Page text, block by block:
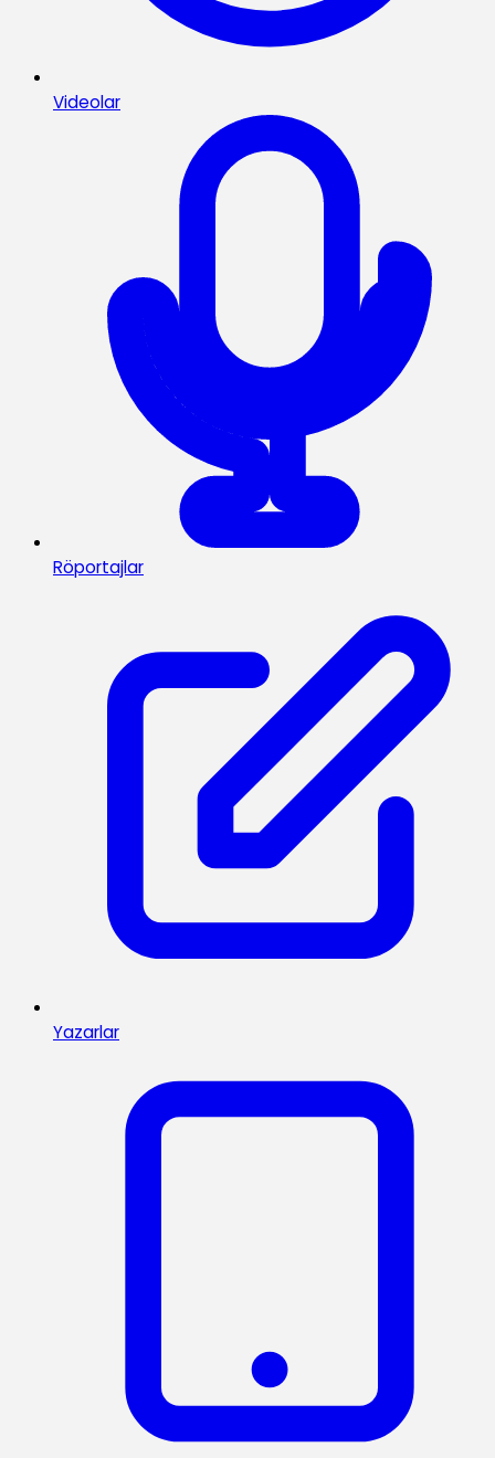
Videolar
Röportajlar
Yazarlar